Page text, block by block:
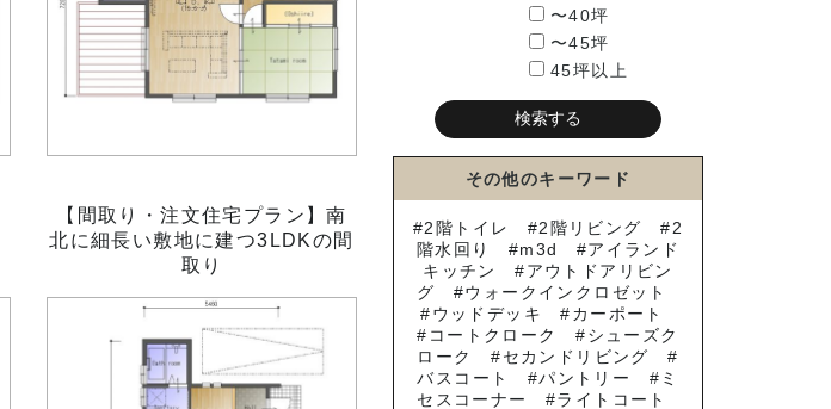
【間取り・注文住宅プラン】南
北に細長い敷地に建つ3LDKの間
取り
〜40坪
〜45坪
45坪以上
その他のキーワード
2階トイレ 2階リビング
2
階水回り
m3d
アイランド
キッチン
アウトドアリビン
グ
ウォークインクロゼット
ウッドデッキ
カーポート
コートクローク
シューズク
ローク
セカンドリビング
バスコート
パントリー
ミ
セスコーナー
ライトコート